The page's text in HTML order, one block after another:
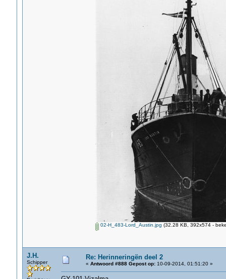
02-H_483-Lord_Austin.jpg (32.28 KB, 392x574 -
J.H.
Schipper
Re: Herinneringën deel 2
« Antwoord #888 Gepost op:10-09-2014, 01:51:20 »